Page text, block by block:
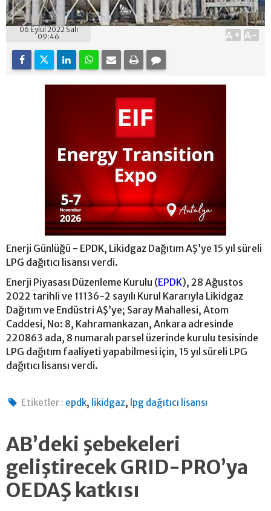
06 Eylül 2022 Salı
09:46
A+ A-
Enerji Günlüğü - EPDK, Likidgaz Dağıtım AŞ’ye 15 yıl süreli
LPG dağıtıcı lisansı verdi.
Enerji Piyasası Düzenleme Kurulu (EPDK), 28 Ağustos
2022 tarihli ve 11136-2 sayılı Kurul Kararıyla Likidgaz
Dağıtım ve Endüstri AŞ’ye; Saray Mahallesi, Atom
Caddesi, No: 8, Kahramankazan, Ankara adresinde
220863 ada, 8 numaralı parsel üzerinde kurulu tesisinde
LPG dağıtım faaliyeti yapabilmesi için, 15 yıl süreli LPG
dağıtıcı lisansı verdi.
Etiketler : epdk, likidgaz, lpg dağıtıcı lisansı
AB’deki şebekeleri
geliştirecek GRID-PRO’ya
OEDAŞ katkısı